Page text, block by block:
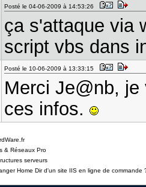
Posté le 04-06-2009 à 14:53:26
ça s'attaque via
script vbs dans
Posté le 10-06-2009 à 13:33:15
Merci Je@nb,
ces infos.
& Réseaux Pro
serveurs
Home Dir d'un site IIS en ligne de commande